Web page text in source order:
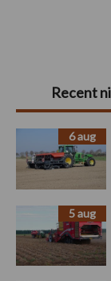
Primaire
Sidebar
Recent
6 aug
5 aug